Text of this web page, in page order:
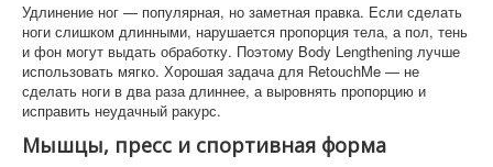
Удлинение ног — популярная, но заметная правка. Если сделать
ноги слишком длинными, нарушается пропорция тела, а пол, тень
и фон могут выдать обработку. Поэтому Body Lengthening лучше
использовать мягко. Хорошая задача для RetouchMe — не
сделать ноги в два раза длиннее, а выровнять пропорцию и
исправить неудачный ракурс.
Мышцы, пресс и спортивная форма